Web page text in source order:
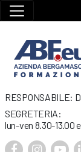
RESPONSABILE:
SEGRETERIA:
lun-ven 8.30-13.00